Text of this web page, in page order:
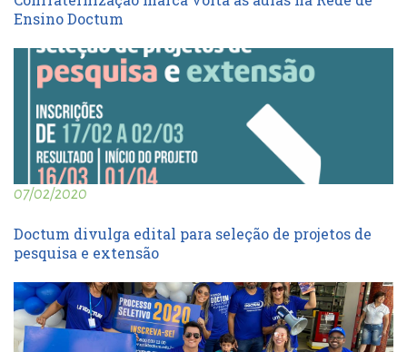
Ensino Doctum
07/02/2020
Doctum divulga edital para seleção de projetos de
pesquisa e extensão